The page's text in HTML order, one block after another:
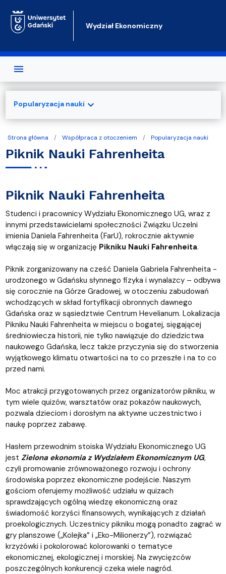
Wydział Ekonomiczny
Strona główna Współpraca z otoczeniem Popularyzacja nauki
Piknik Nauki Fahrenheita
Piknik Nauki Fahrenheita
Studenci i pracownicy Wydziału Ekonomicznego UG, wraz z
innymi przedstawicielami społeczności Związku Uczelni
imienia Daniela Fahrenheita (FarU), rokrocznie aktywnie
włączają się w organizację Pikniku Nauki Fahrenheita.
Piknik zorganizowany na cześć Daniela Gabriela Fahrenheita -
urodzonego w Gdańsku słynnego fizyka i wynalazcy – odbywa
się corocznie na Górze Gradowej, w otoczeniu zabudowań
wchodzących w skład fortyfikacji obronnych dawnego
Gdańska oraz w sąsiedztwie Centrum Hevelianum. Lokalizacja
Pikniku Nauki Fahrenheita w miejscu o bogatej, sięgającej
średniowiecza historii, nie tylko nawiązuje do dziedzictwa
naukowego Gdańska, lecz także przyczynia się do stworzenia
wyjątkowego klimatu otwartości na to co przeszłe i na to co
przed nami.
Moc atrakcji przygotowanych przez organizatorów pikniku, w
tym wiele quizów, warsztatów oraz pokazów naukowych,
pozwala dzieciom i dorosłym na aktywne uczestnictwo i
naukę poprzez zabawę.
Hasłem przewodnim stoiska Wydziału Ekonomicznego UG
jest Zielona ekonomia z Wydziałem Ekonomicznym UG,
czyli promowanie zrównoważonego rozwoju i ochrony
środowiska poprzez ekonomiczne podejście. Naszym
gościom oferujemy możliwość udziału w quizach
sprawdzających ogólną wiedzę ekonomiczną oraz
świadomość korzyści finansowych, wynikających z działań
proekologicznych. Uczestnicy pikniku mogą ponadto zagrać w
gry planszowe („Kolejka” i „Eko-Milionerzy”), rozwiązać
krzyżówki i pokolorować kolorowanki o tematyce
ekonomicznej, ekologicznej i morskiej. Na zwycięzców
poszczególnych konkurencji czeka wiele nagród.
Popularyzacja nauki expand_more